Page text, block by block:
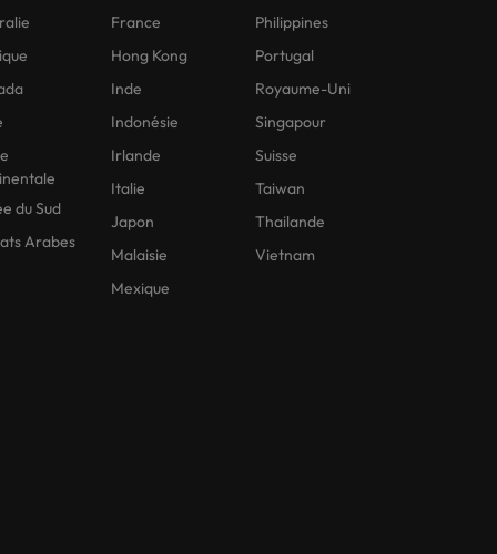
du Sud
Arabes
France
Hong Kong
Inde
Indonésie
Irlande
Italie
Japon
Malaisie
Mexique
Philippines
Portugal
Royaume-Uni
Singapour
Suisse
Taiwan
Thailande
Vietnam